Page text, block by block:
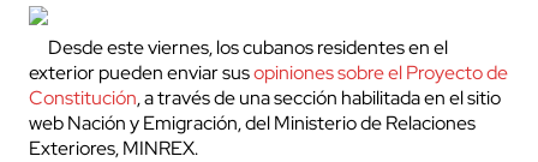
Desde este viernes, los cubanos residentes en el
exterior pueden enviar susopiniones sobre el Proyecto de
Constitución, a través de una sección habilitada en el sitio
web Nación y Emigración, del Ministerio de Relaciones
Exteriores, MINREX.